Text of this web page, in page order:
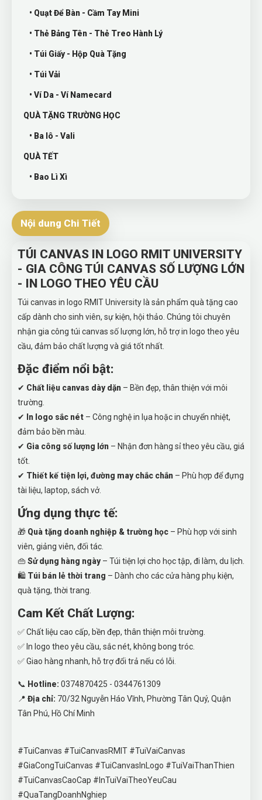
• Quạt Để Bàn - Cầm Tay Mini
• Thẻ Bảng Tên - Thẻ Treo Hành Lý
• Túi Giấy - Hộp Quà Tặng
• Túi Vải
• Ví Da - Ví Namecard
QUÀ TẶNG TRƯỜNG HỌC
• Ba lô - Vali
QUÀ TẾT
• Bao Lì Xì
Nội dung Chi Tiết
TÚI CANVAS IN LOGO RMIT UNIVERSITY
- GIA CÔNG TÚI CANVAS SỐ LƯỢNG LỚN
- IN LOGO THEO YÊU CẦU
Túi canvas in logo RMIT University là sản phẩm quà tặng cao
cấp dành cho sinh viên, sự kiện, hội thảo. Chúng tôi chuyên
nhận gia công túi canvas số lượng lớn, hỗ trợ in logo theo yêu
cầu, đảm bảo chất lượng và giá tốt nhất.
Đặc điểm nổi bật:
✔ Chất liệu canvas dày dặn – Bền đẹp, thân thiện với môi
trường.
✔
In logo sắc nét – Công nghệ in lụa hoặc in chuyển nhiệt,
đảm bảo bền màu.
✔ Gia công số lượng lớn – Nhận đơn hàng sỉ theo yêu cầu, giá
tốt.
✔ Thiết kế tiện lợi, đường may chắc chắn – Phù hợp để đựng
tài liệu, laptop, sách vở.
Ứng dụng thực tế:
🎁 Quà tặng doanh nghiệp & trường học – Phù hợp với sinh
viên, giảng viên, đối tác.
👜Sử dụng hàng ngày– Túi tiện lợi cho học tập, đi làm, du lịch.
🛍 Túi bán lẻ thời trang – Dành cho các cửa hàng phụ kiện,
quà tặng, thời trang.
Cam Kết Chất Lượng:
✅ Chất liệu cao cấp, bền đẹp, thân thiện môi trường.
✅ In logo theo yêu cầu, sắc nét, không bong tróc.
✅ Giao hàng nhanh, hỗ trợ đổi trả nếu có lỗi.
📞 Hotline: 0374870425 - 0344761309
📍 Địa chỉ: 70/32 Nguyễn Háo Vĩnh, Phường Tân Quý, Quận
Tân Phú, Hồ Chí Minh
#TuiCanvas #TuiCanvasRMIT #TuiVaiCanvas
#GiaCongTuiCanvas #TuiCanvasInLogo #TuiVaiThanThien
#TuiCanvasCaoCap #InTuiVaiTheoYeuCau
#QuaTangDoanhNghiep